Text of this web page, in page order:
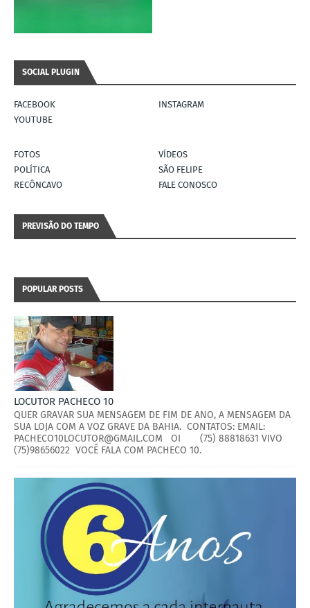
SOCIAL PLUGIN
FACEBOOK
INSTAGRAM
YOUTUBE
FOTOS
VÍDEOS
POLÍTICA
SÃO FELIPE
RECÔNCAVO
FALE CONOSCO
PREVISÃO DO TEMPO
POPULAR POSTS
LOCUTOR PACHECO 10
QUER GRAVAR SUA MENSAGEM DE FIM DE ANO, A MENSAGEM DA
SUA LOJA COM A VOZ GRAVE DA BAHIA. CONTATOS: EMAIL:
PACHECO10LOCUTOR@GMAIL.COM OI (75) 88818631 VIVO
(75)98656022 VOCÊ FALA COM PACHECO 10.